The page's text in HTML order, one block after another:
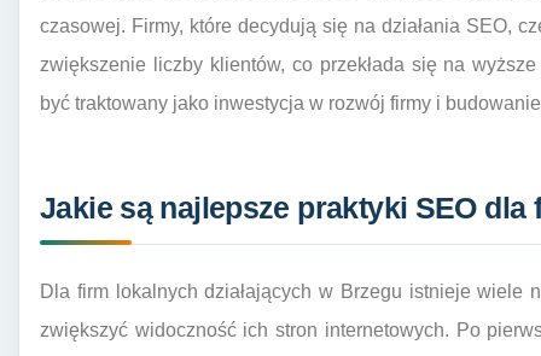
czasowej. Firmy, które decydują się na działania SEO,
zwiększenie liczby klientów, co przekłada się na
być traktowany jako inwestycja w rozwój firmy i
Jakie są najlepsze praktyki SEO
Dla firm lokalnych działających w Brzegu istnieje wiele
zwiększyć widoczność ich stron internetowych. Po